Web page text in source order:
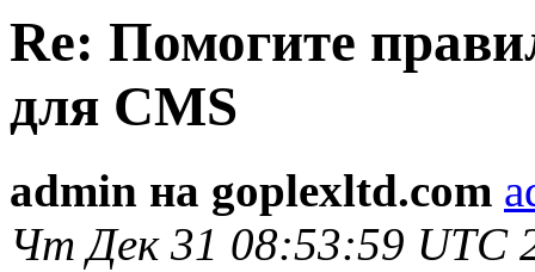
Re: Помогите
для CMS
admin на goplexltd.com
Чт Дек 31 08:53:59 UTC